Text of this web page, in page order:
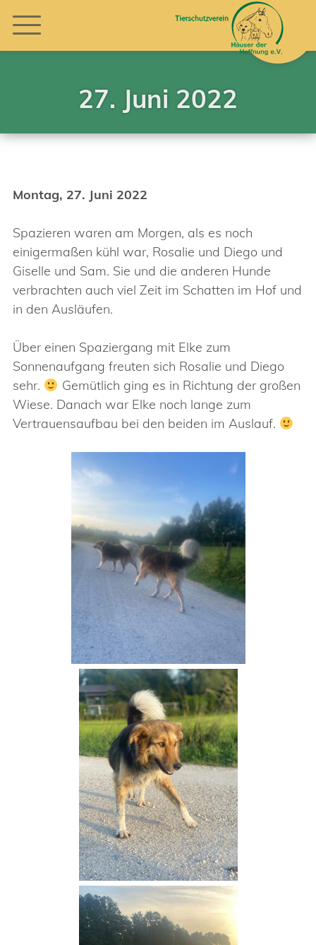
27. Juni 2022
Montag, 27. Juni 2022
Spazieren waren am Morgen, als es noch
einigermaßen kühl war, Rosalie und Diego und
Giselle und Sam. Sie und die anderen Hunde
verbrachten auch viel Zeit im Schatten im Hof und
in den Ausläufen.
Über einen Spaziergang mit Elke zum
Sonnenaufgang freuten sich Rosalie und Diego
sehr.
Gemütlich ging es in Richtung der großen
Wiese. Danach war Elke noch lange zum
Vertrauensaufbau bei den beiden im Auslauf.